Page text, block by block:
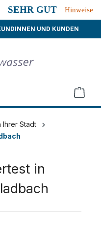
SEHR GUT Hinweise
UND KUNDEN
Ihrer Stadt
in